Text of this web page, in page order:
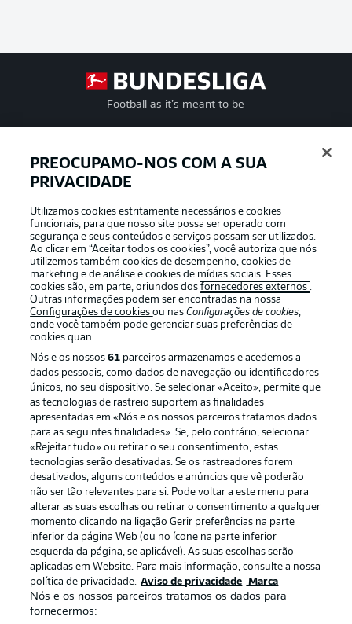
Football as it’s meant to be
APLICATIVO DA BUNDESLIGA
Oferecido por
Publicidade Avisos legais
Gerir preferências Aviso de privacidade
Trabalhe conosco
Marca Contato
Jogadores
PREOCUPAMO-NOS COM A SUA
PRIVACIDADE
Utilizamos cookies estritamente necessários e cookies
funcionais, para que nosso site possa ser operado com
segurança e seus conteúdos e serviços possam ser utilizados.
Ao clicar em “Aceitar todos os cookies”, você autoriza que nós
utilizemos também cookies de desempenho, cookies de
marketing e de análise e cookies de mídias sociais. Esses
cookies são, em parte, oriundos dosfornecedores externos .
Outras informações podem ser encontradas na nossa
Configurações de cookiesou nasConfigurações de cookies,
onde você também pode gerenciar suas preferências de
cookies quan.
Nós e os nossos61 parceiros armazenamos e acedemos a
dados pessoais, como dados de navegação ou identificadores
únicos, no seu dispositivo. Se selecionar «Aceito», permite que
as tecnologias de rastreio suportem as finalidades
apresentadas em «Nós e os nossos parceiros tratamos dados
para as seguintes finalidades». Se, pelo contrário, selecionar
«Rejeitar tudo» ou retirar o seu consentimento, estas
tecnologias serão desativadas. Se os rastreadores forem
desativados, alguns conteúdos e anúncios que vê poderão
não ser tão relevantes para si. Pode voltar a este menu para
alterar as suas escolhas ou retirar o consentimento a qualquer
momento clicando na ligação Gerir preferências na parte
inferior da página Web (ou no ícone na parte inferior
esquerda da página, se aplicável). As suas escolhas serão
aplicadas em Website. Para mais informação, consulte a nossa
política de privacidade. Aviso de privacidade Marca
Nós e os nossos parceiros tratamos os dados para
fornecermos: